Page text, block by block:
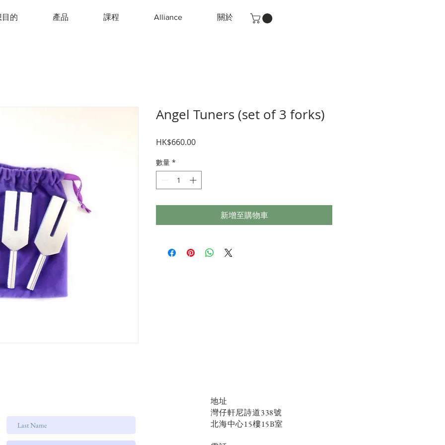
目的 產品 課程 Alliance 關於
Angel Tuners (set of 3 forks)
HK$660.00價
數量 *
新增至購物車
地址
灣仔軒尼詩道338號
北海中心15樓15B室